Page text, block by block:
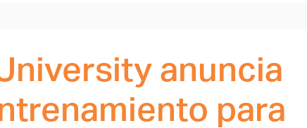
anuncia
para